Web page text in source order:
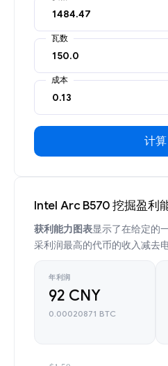
瓦数
成本
计算
Intel Arc B570 挖掘盈利
获利能力图表显示了在给定的
采利润最高的代币的收入减去电
年利润
92 CNY
0.00020871 BTC